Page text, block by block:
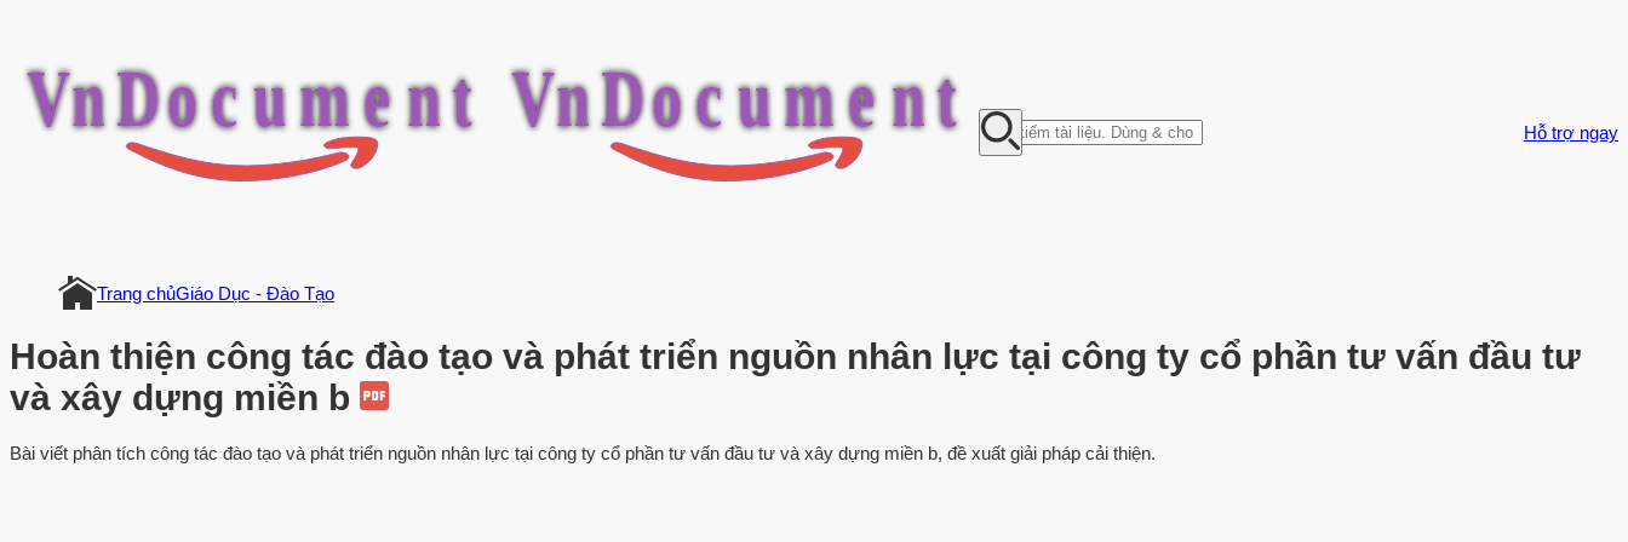
VnDocument VnDocument Hỗ trợ ngay
Trang chủGiáo Dục - Đào Tạo
Hoàn thiện công tác đào tạo và phát triển nguồn nhân lực tại công ty cổ phần tư vấn đầu tư
và xây dựng miền b
Bài viết phân tích công tác đào tạo và phát triển nguồn nhân lực tại công ty cổ phần tư vấn đầu tư và xây dựng miền b, đề xuất giải pháp cải thiện.